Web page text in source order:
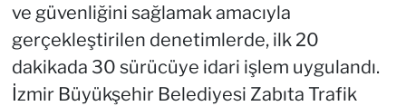
ve güvenliğini sağlamak amacıyla
gerçekleştirilen denetimlerde, ilk 20
dakikada 30 sürücüye idari işlem uygulandı.
İzmir Büyükşehir Belediyesi Zabıta Trafik